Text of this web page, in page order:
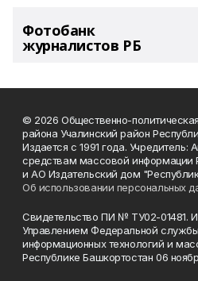
Фотобанк
журналистов РБ
© 2026 Общественно-
района Учалинский район
Издается с 1991 года. Учредитель:
средствам массовой информации
и АО Издательский дом
Об использовании персональных
Свидетельство ПИ № ТУ02-01481.
Управлением Федеральной
информационных технологий и
Республике Башкортостан 06